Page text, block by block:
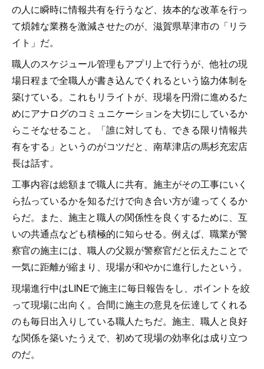
の人に瞬時に情報共有を行うなど、抜本的な改革を行っ
て煩雑な業務を激減させたのが、滋賀県草津市の「リラ
イト」だ。
職人のスケジュール管理もアプリ上で行うが、他社の現
場日程まで全職人が書き込んでくれるという協力体制を
築けている。これもリライトが、現場を円滑に進めるた
めにアナログのコミュニケーションを大切にしているか
らこそなせること。「誰に対しても、できる限り情報共
有をする」というのがコツだと、南草津店の馬杉充宏店
長は話す。
工事内容は総額まで職人に共有。施主がその工事にいく
ら払っているかを知るだけで向き合い方が違ってくるか
らだ。また、施主と職人の関係性を良くするために、互
いの共通点なども積極的に知らせる。例えば、職業が警
察官の施主には、職人の父親が警察官だと伝えたことで
一気に距離が縮まり、現場が和やかに進行したという。
現場進行中はLINEで施主に毎日報告をし、ポイントを絞
って現場に出向く。合間に施主の意見を伝達してくれる
のも毎日出入りしている職人たちだ。施主、職人と良好
な関係を築いたうえで、初めて現場の効率化は成り立つ
のだ。